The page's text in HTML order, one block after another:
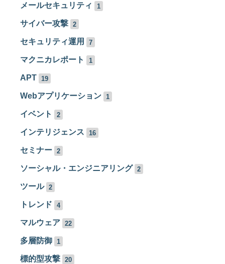
メールセキュリティ 1
サイバー攻撃 2
セキュリティ運用 7
マクニカレポート 1
APT 19
Webアプリケーション 1
イベント 2
インテリジェンス 16
セミナー 2
ソーシャル・エンジニアリング 2
ツール 2
トレンド 4
マルウェア 22
多層防御 1
標的型攻撃 20